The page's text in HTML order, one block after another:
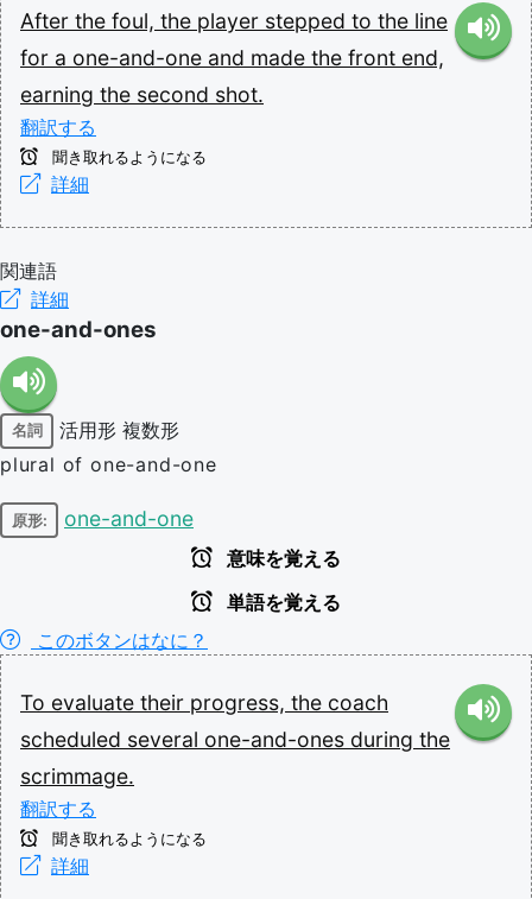
After the foul, the player stepped to the line
for a one-and-one and made the front end,
earning the second shot.
翻訳する
聞き取れるようになる
詳細
関連語
詳細
one-and-ones
名詞 活用形 複数形
plural of one-and-one
原形: one-and-one
意味を覚える
単語を覚える
このボタンはなに？
To evaluate their progress, the coach
scheduled several one-and-ones during the
scrimmage.
翻訳する
聞き取れるようになる
詳細